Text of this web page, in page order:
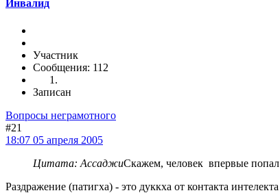
Инвалид
Участник
Сообщения: 112
Записан
Вопросы неграмотного
#21
18:07 05 апреля 2005
Цитата: АссаджиСкажем, человек впервые попал
Раздражение (патигха) - это дуккха от контакта